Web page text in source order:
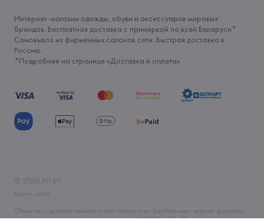
Интернет-магазин одежды, обуви и аксессуаров мировых
брендов. Бесплатная доставка с примеркой по всей Беларуси*.
Самовывоз из фирменных салонов сети. Быстрая доставка в
Россию.
*Подробнее на странице «Доставка и оплата»
© 2026 FH.BY
Карта сайта
Общество с дополнительной ответственностью «БелВиринея» зарегистрировано
06.04.2006 Минским горисполкомом. УНП 190706320. Юр.адрес: г. Минск, ул.